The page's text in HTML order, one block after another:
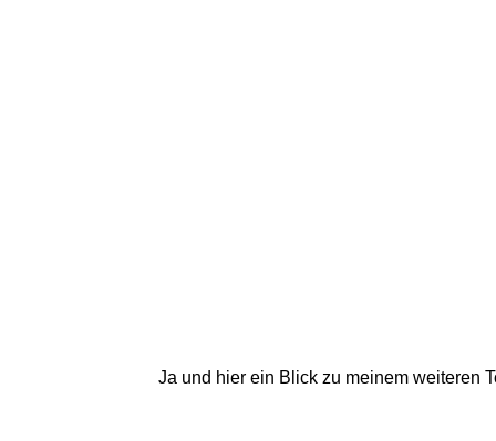
Ja und hier ein Blick zu meinem weiteren